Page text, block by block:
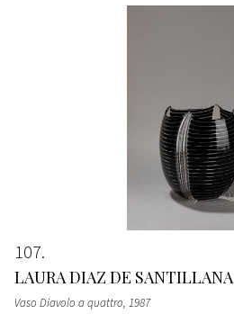
107
LAURA DIAZ DE SANTILLANA
Vaso Diavolo a quattro, 1987